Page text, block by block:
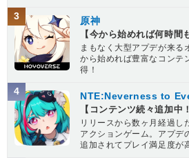
3 原神
【今から始めれば何時間
まもなく大型アプデが来る
から始めれば豊富なコンテ
得！
4 NTE:Neverness to
【コンテンツ続々追加中
リリースから数ヶ月経過し
アクションゲーム。アプデ
追加されてプレイ満足度が